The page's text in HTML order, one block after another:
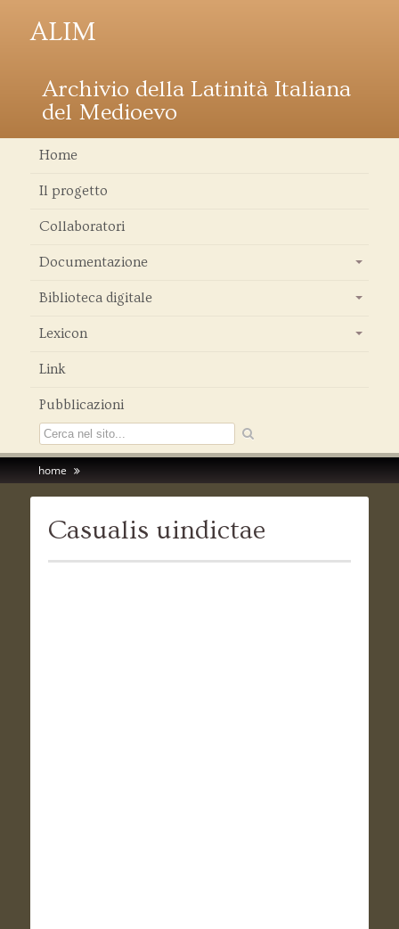
ALIM
Archivio della Latinità Italiana
del Medioevo
Home
Il progetto
Collaboratori
Documentazione
Biblioteca digitale
Lexicon
Link
Pubblicazioni
home
Casualis uindictae